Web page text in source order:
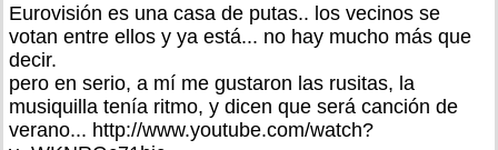
Eurovisión es una casa de putas.. los vecinos se
votan entre ellos y ya está... no hay mucho más que
decir.
pero en serio, a mí me gustaron las rusitas, la
musiquilla tenía ritmo, y dicen que será canción de
verano... http://www.youtube.com/watch?